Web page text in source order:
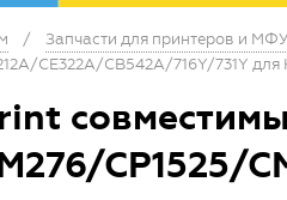
/ Запчасти для принтеров и МФУ
CE322A/CB542A/716Y/731Y
CP1525/